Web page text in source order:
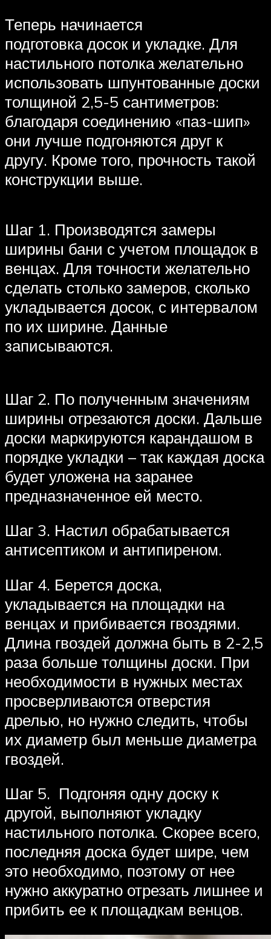
Теперь начинается
подготовка досок и укладке. Для
настильного потолка желательно
использовать шпунтованные доски
толщиной 2,5-5 сантиметров:
благодаря соединению «паз-шип»
они лучше подгоняются друг к
другу. Кроме того, прочность такой
конструкции выше.
Шаг 1. Производятся замеры
ширины бани с учетом площадок в
венцах. Для точности желательно
сделать столько замеров, сколько
укладывается досок, с интервалом
по их ширине. Данные
записываются.
Шаг 2. По полученным значениям
ширины отрезаются доски. Дальше
доски маркируются карандашом в
порядке укладки – так каждая доска
будет уложена на заранее
предназначенное ей место.
Шаг 3. Настил обрабатывается
антисептиком и антипиреном.
Шаг 4. Берется доска,
укладывается на площадки на
венцах и прибивается гвоздями.
Длина гвоздей должна быть в 2-2,5
раза больше толщины доски. При
необходимости в нужных местах
просверливаются отверстия
дрелью, но нужно следить, чтобы
их диаметр был меньше диаметра
гвоздей.
Шаг 5. Подгоняя одну доску к
другой, выполняют укладку
настильного потолка. Скорее всего,
последняя доска будет шире, чем
это необходимо, поэтому от нее
нужно аккуратно отрезать лишнее и
прибить ее к площадкам венцов.